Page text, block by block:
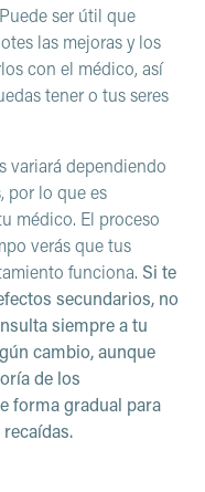
ser útil que
las mejoras y los
con el médico, así
tener o tus seres
variará dependiendo
por lo que es
médico. El proceso
verás que tus
funciona. Si te
secundarios, no
siempre a tu
cambio, aunque
de los
forma gradual para